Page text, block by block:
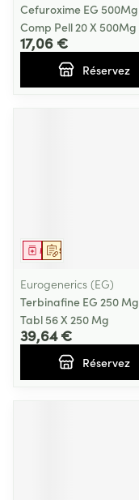
Cefuroxime EG 500Mg
Comp Pell 20 X 500Mg
17,06 €
Réservez
Sur prescription
Médicament
Eurogenerics (EG)
Terbinafine EG 250
Tabl 56 X 250 Mg
39,64 €
Réservez